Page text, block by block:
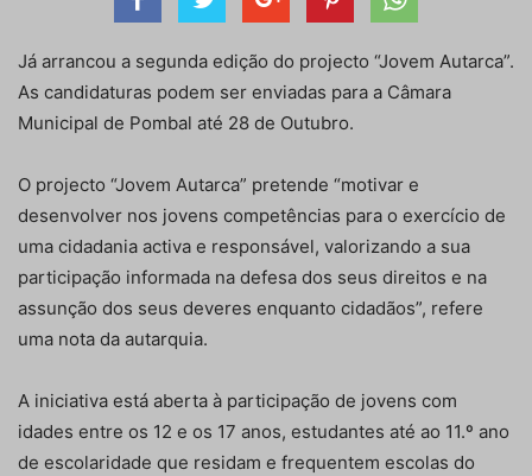
Já arrancou a segunda edição do projecto “Jovem Autarca”.
As candidaturas podem ser enviadas para a Câmara
Municipal de Pombal até 28 de Outubro.
O projecto “Jovem Autarca” pretende “motivar e
desenvolver nos jovens competências para o exercício de
uma cidadania activa e responsável, valorizando a sua
participação informada na defesa dos seus direitos e na
assunção dos seus deveres enquanto cidadãos”, refere
uma nota da autarquia.
A iniciativa está aberta à participação de jovens com
idades entre os 12 e os 17 anos, estudantes até ao 11.º ano
de escolaridade que residam e frequentem escolas do